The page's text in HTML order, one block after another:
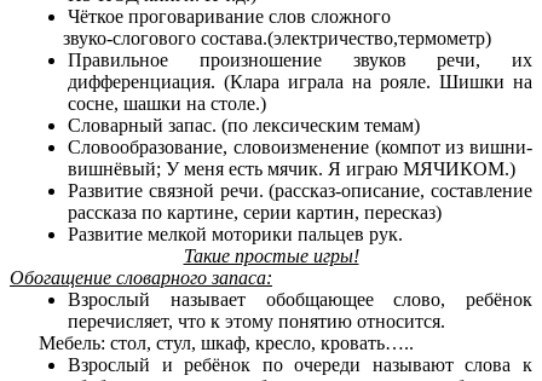
Чёткое проговаривание слов сложного
звуко-слогового состава.(электричество,термометр)
Правильное произношение звуков речи, их
дифференциация. (Клара играла на рояле. Шишки на
сосне, шашки на столе.)
Словарный запас. (по лексическим темам)
Словообразование, словоизменение (компот из вишни-
вишнёвый; У меня есть мячик. Я играю МЯЧИКОМ.)
Развитие связной речи. (рассказ-описание, составление
рассказа по картине, серии картин, пересказ)
Развитие мелкой моторики пальцев рук.
Такие простые игры!
Обогащение словарного запаса:
Взрослый называет обобщающее слово, ребёнок
перечисляет, что к этому понятию относится.
Мебель: стол, стул, шкаф, кресло, кровать…..
Взрослый и ребёнок по очереди называют слова к